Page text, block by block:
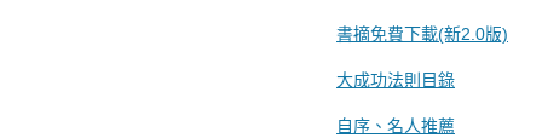
書摘免費下載(新2.0版)
大成功法則目錄
自序、名人推薦